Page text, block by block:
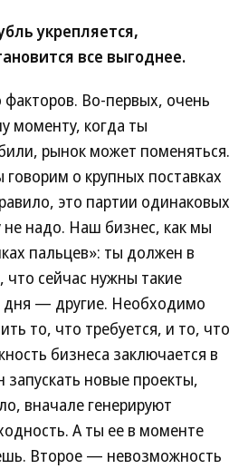
укрепляется,
все выгоднее.
Во-первых, очень
моменту, когда ты
рынок может поменяться.
о крупных поставках
это партии одинаковых
надо. Наш бизнес, как мы
пальцев»: ты должен в
сейчас нужны такие
— другие. Необходимо
то, что требуется, и то, что
бизнеса заключается в
новые проекты,
вначале генерируют
А ты ее в моменте
Второе — невозможность